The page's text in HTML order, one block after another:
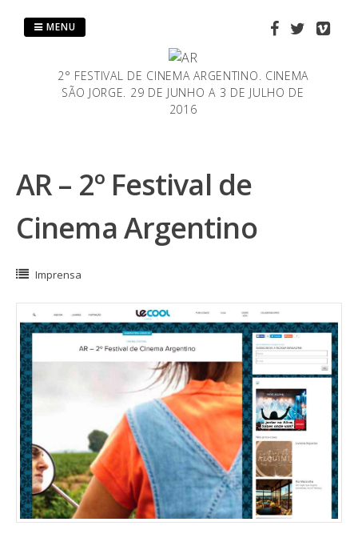
2° FESTIVAL DE CINEMA ARGENTINO. CINEMA
SÃO JORGE. 29 DE JUNHO A 3 DE JULHO DE
2016
MENU
AR – 2º Festival de
Cinema Argentino
Imprensa